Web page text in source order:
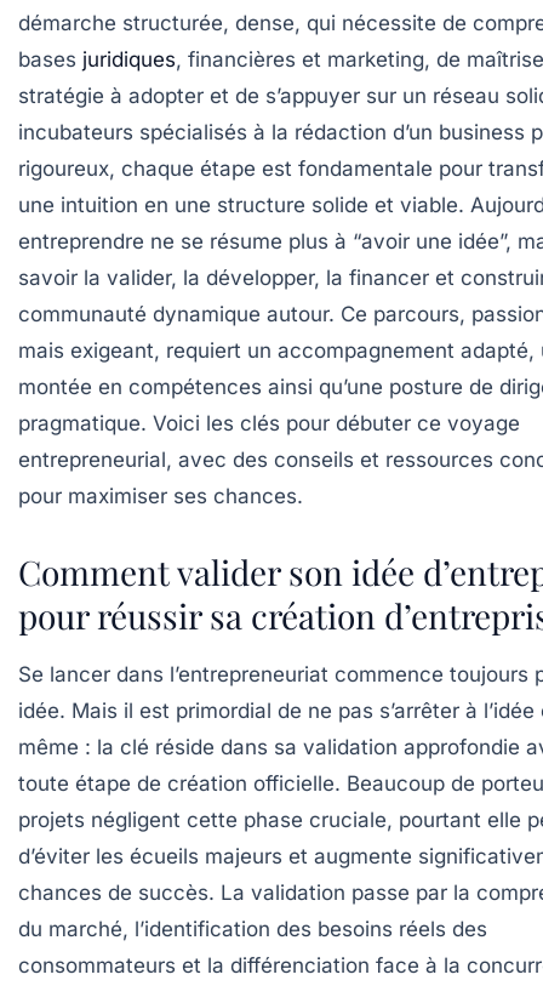
démarche structurée, dense, qui nécessite de
bases juridiques, financières et marketing, de
stratégie à adopter et de s’appuyer sur un réseau
incubateurs spécialisés à la rédaction d’un business
rigoureux, chaque étape est fondamentale pour
une intuition en une structure solide et viable.
entreprendre ne se résume plus à “avoir une idée”,
savoir la valider, la développer, la financer et
communauté dynamique autour. Ce parcours,
mais exigeant, requiert un accompagnement adapté,
montée en compétences ainsi qu’une posture de
pragmatique. Voici les clés pour débuter ce voyage
entrepreneurial, avec des conseils et ressources
pour maximiser ses chances.
Comment valider son idée
pour réussir sa création
Se lancer dans l’entrepreneuriat commence toujours
idée. Mais il est primordial de ne pas s’arrêter à l’idée
même : la clé réside dans sa validation approfondie
toute étape de création officielle. Beaucoup de
projets négligent cette phase cruciale, pourtant elle
d’éviter les écueils majeurs et augmente
chances de succès. La validation passe par la
du marché, l’identification des besoins réels des
consommateurs et la différenciation face à la